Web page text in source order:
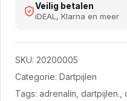
Veilig betalen
iDEAL, Klarna en meer
SKU: 20200005
Categorie: Dartpijlen
Tags: adrenalin dartpijlen.